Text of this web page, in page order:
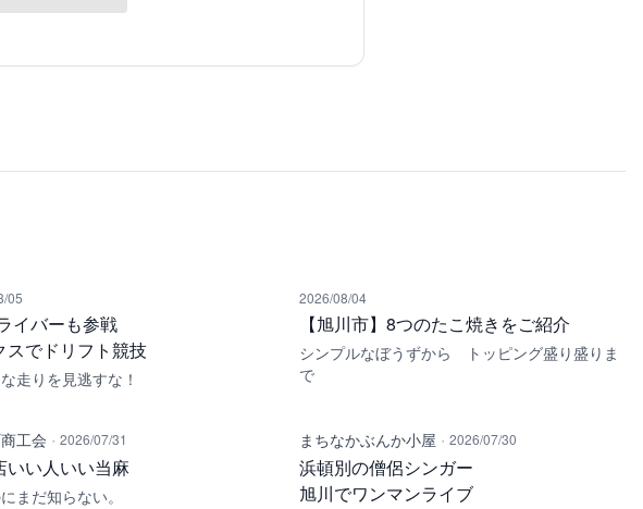
05
イバーも参戦
スでドリフト競技
走りを見逃すな！
2026/08/04
【旭川市】8つのたこ焼きをご紹介
シンプルなぼうずから トッピング盛り盛りま
で
工会 · 2026/07/31
いい人いい当麻
まだ知らない。
まちなかぶんか小屋 · 2026/07/30
浜頓別の僧侶シンガー
旭川でワンマンライブ